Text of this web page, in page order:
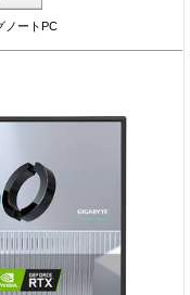
ノートPC